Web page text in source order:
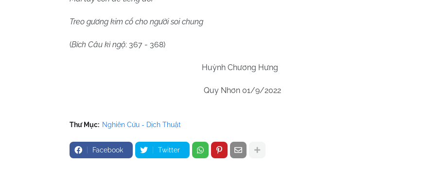
Treo gương kim cổ cho người soi chung
(Bích Câu kì ngộ: 367 - 368)
Huỳnh Chương Hưng
Quy Nhơn 01/9/2022
Thư Mục: Nghiên Cứu - Dịch Thuật
Facebook Twitter